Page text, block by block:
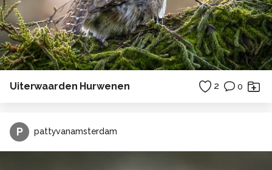
Uiterwaarden Hurwenen 2 0
P pattyvanamsterdam